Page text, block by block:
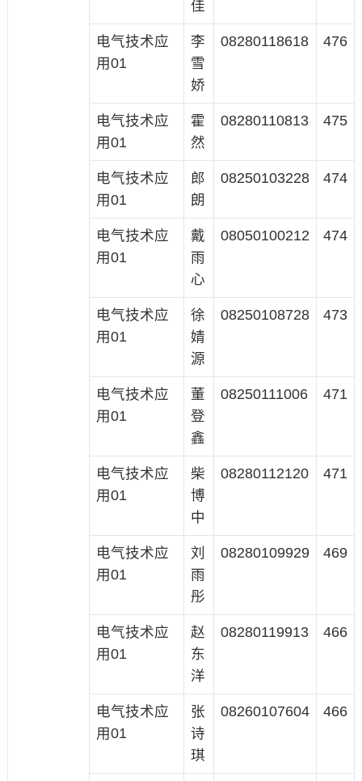
佳
电气技术应
用01
李
雪
娇
08280118618 476
电气技术应
用01
霍
然
08280110813 475
电气技术应
用01
郎
朗
08250103228 474
电气技术应
用01
戴
雨
心
08050100212 474
电气技术应
用01
徐
婧
源
08250108728 473
电气技术应
用01
董
登
鑫
08250111006 471
电气技术应
用01
柴
博
中
08280112120 471
电气技术应
用01
刘
雨
彤
08280109929 469
电气技术应
用01
赵
东
洋
08280119913 466
电气技术应
用01
张
诗
琪
08260107604 466